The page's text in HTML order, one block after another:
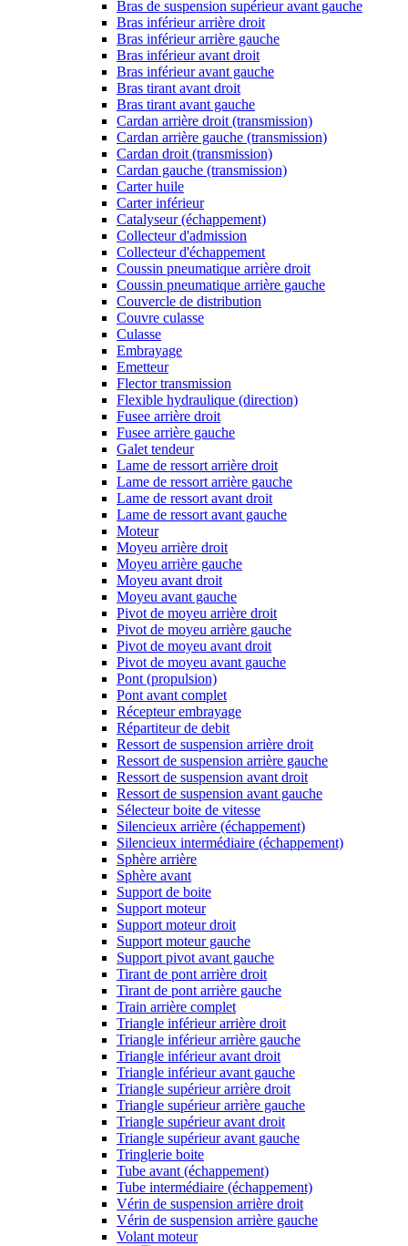
Bras de suspension supérieur avant gauche
Bras inférieur arrière droit
Bras inférieur arrière gauche
Bras inférieur avant droit
Bras inférieur avant gauche
Bras tirant avant droit
Bras tirant avant gauche
Cardan arrière droit (transmission)
Cardan arrière gauche (transmission)
Cardan droit (transmission)
Cardan gauche (transmission)
Carter huile
Carter inférieur
Catalyseur (échappement)
Collecteur d'admission
Collecteur d'échappement
Coussin pneumatique arrière droit
Coussin pneumatique arrière gauche
Couvercle de distribution
Couvre culasse
Culasse
Embrayage
Emetteur
Flector transmission
Flexible hydraulique (direction)
Fusee arrière droit
Fusee arrière gauche
Galet tendeur
Lame de ressort arrière droit
Lame de ressort arrière gauche
Lame de ressort avant droit
Lame de ressort avant gauche
Moteur
Moyeu arrière droit
Moyeu arrière gauche
Moyeu avant droit
Moyeu avant gauche
Pivot de moyeu arrière droit
Pivot de moyeu arrière gauche
Pivot de moyeu avant droit
Pivot de moyeu avant gauche
Pont (propulsion)
Pont avant complet
Récepteur embrayage
Répartiteur de debit
Ressort de suspension arrière droit
Ressort de suspension arrière gauche
Ressort de suspension avant droit
Ressort de suspension avant gauche
Sélecteur boite de vitesse
Silencieux arrière (échappement)
Silencieux intermédiaire (échappement)
Sphère arrière
Sphère avant
Support de boite
Support moteur
Support moteur droit
Support moteur gauche
Support pivot avant gauche
Tirant de pont arrière droit
Tirant de pont arrière gauche
Train arrière complet
Triangle inférieur arrière droit
Triangle inférieur arrière gauche
Triangle inférieur avant droit
Triangle inférieur avant gauche
Triangle supérieur arrière droit
Triangle supérieur arrière gauche
Triangle supérieur avant droit
Triangle supérieur avant gauche
Tringlerie boite
Tube avant (échappement)
Tube intermédiaire (échappement)
Vérin de suspension arrière droit
Vérin de suspension arrière gauche
Volant moteur